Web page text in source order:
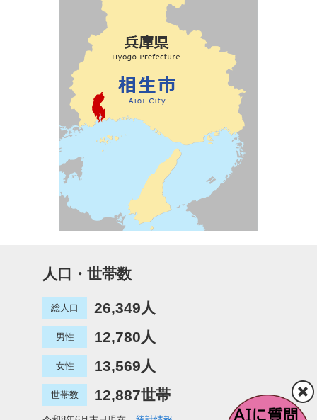
人口・世帯数
総人口 26,349人
男性 12,780人
女性 13,569人
世帯数 12,887世帯